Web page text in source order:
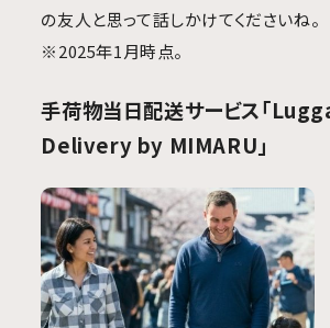
の友人と思って話しかけてくださいね。
※2025年1月時点。
手荷物当日配送サービス「
Delivery by MIMARU」